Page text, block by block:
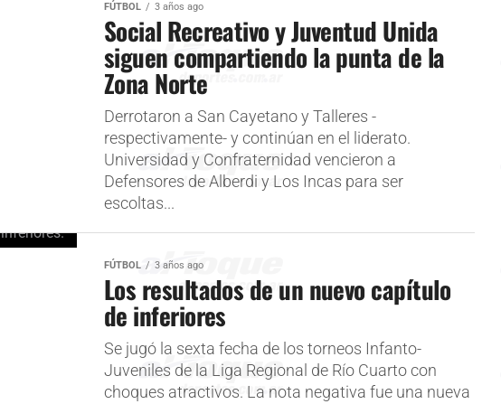
FÚTBOL 3 años ago
Social Recreativo y Juventud Unida
siguen compartiendo la punta de la
Zona Norte
Derrotaron a San Cayetano y Talleres -
respectivamente- y continúan en el liderato.
Universidad y Confraternidad vencieron a
Defensores de Alberdi y Los Incas para ser
escoltas...
FÚTBOL 3 años ago
Los resultados de un nuevo capítulo
de inferiores
Se jugó la sexta fecha de los torneos Infanto-
Juveniles de la Liga Regional de Río Cuarto con
choques atractivos. La nota negativa fue una nueva